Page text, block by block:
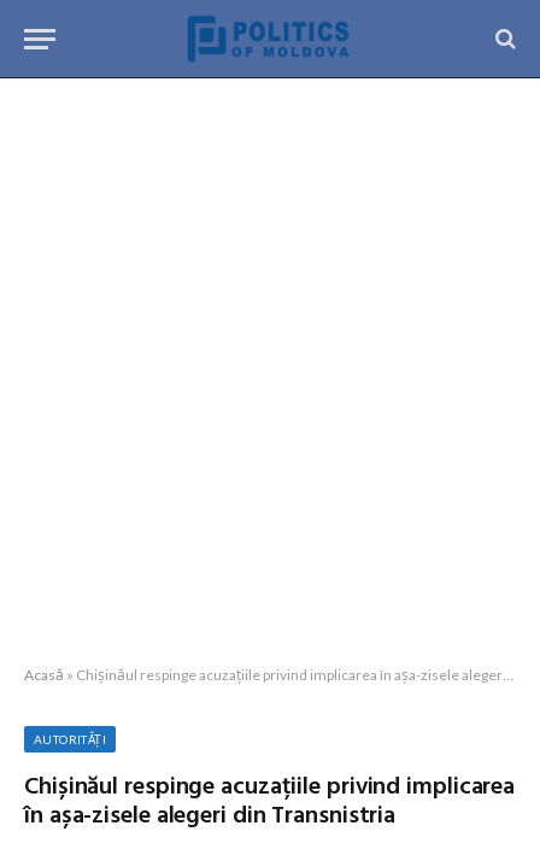
Acasă » Chișinăul respinge acuzațiile privind implicarea în așa-zisele alegeri din Transnistria
AUTORITĂȚI
Chișinăul respinge acuzațiile privind implicarea
în așa-zisele alegeri din Transnistria